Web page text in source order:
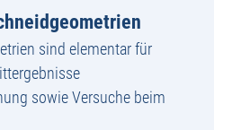
sind elementar für
sowie Versuche beim